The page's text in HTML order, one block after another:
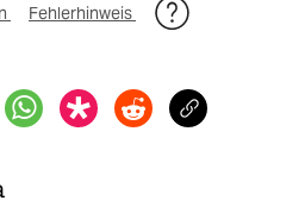
Fehlerhinweis